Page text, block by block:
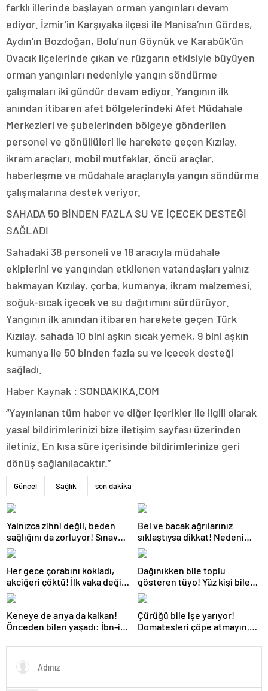
farklı illerinde başlayan orman yangınları devam
ediyor. İzmir’in Karşıyaka ilçesi ile Manisa’nın Gördes,
Aydın’ın Bozdoğan, Bolu’nun Göynük ve Karabük’ün
Ovacık ilçelerinde çıkan ve rüzgarın etkisiyle büyüyen
orman yangınları nedeniyle yangın söndürme
çalışmaları iki gündür devam ediyor. Yangının ilk
anından itibaren afet bölgelerindeki Afet Müdahale
Merkezleri ve şubelerinden bölgeye gönderilen
personel ve gönüllüleri ile harekete geçen Kızılay,
ikram araçları, mobil mutfaklar, öncü araçlar,
haberleşme ve müdahale araçlarıyla yangın söndürme
çalışmalarına destek veriyor.
SAHADA 50 BİNDEN FAZLA SU VE İÇECEK DESTEĞİ
SAĞLADI
Sahadaki 38 personeli ve 18 aracıyla müdahale
ekiplerini ve yangından etkilenen vatandaşları yalnız
bakmayan Kızılay, çorba, kumanya, ikram malzemesi,
soğuk-sıcak içecek ve su dağıtımını sürdürüyor.
Yangının ilk anından itibaren harekete geçen Türk
Kızılay, sahada 10 bini aşkın sıcak yemek, 9 bini aşkın
kumanya ile 50 binden fazla su ve içecek desteği
sağladı.
Haber Kaynak : SONDAKIKA.COM
“Yayınlanan tüm haber ve diğer içerikler ile ilgili olarak
yasal bildirimlerinizi bize iletişim sayfası üzerinden
iletiniz. En kısa süre içerisinde bildirimlerinize geri
dönüş sağlanılacaktır.”
Güncel Sağlık son dakika
Yalnızca zihni değil, beden
sağlığını da zorluyor! Sınavda
başarı tabakta başlıyor
Bel ve bacak ağrılarınız
sıklaştıysa dikkat! Nedeni
omurga kanalı darlığı olabilir
Her gece çorabını kokladı,
akciğeri çöktü! İlk vaka değil:
‘Klozet yanında masum kalır’
Dağınıkken bile toplu
gösteren tüyo! Yüz kişi bile
gelse fark edilmiyor
Keneye de arıya da kalkan!
Önceden bilen yaşadı: İbn-i
Çürüğü bile işe yarıyor!
Domatesleri çöpe atmayın,